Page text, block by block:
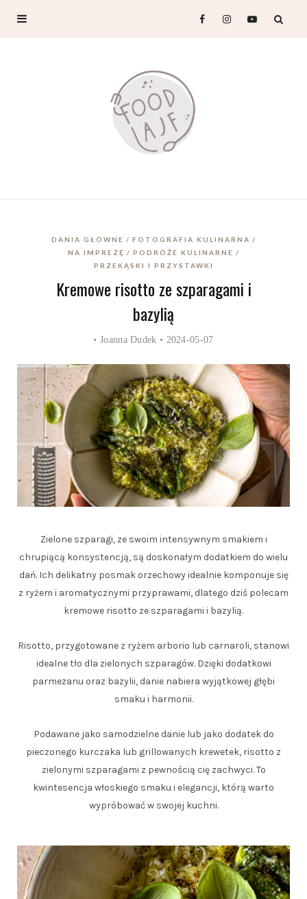
DANIA GŁÓWNE
FOTOGRAFIA KULINARNA
NA IMPREZĘ
PODRÓŻE KULINARNE
PRZEKĄSKI I PRZYSTAWKI
Kremowe risotto ze szparagami i
bazylią
•Joanna Dudek • 2024-05-07
Zielone szparagi, ze swoim intensywnym smakiem i
chrupiącą konsystencją, są doskonałym dodatkiem do wielu
dań. Ich delikatny posmak orzechowy idealnie komponuje się
z ryżem i aromatycznymi przyprawami, dlatego dziś polecam
kremowe risotto ze szparagami i bazylią.
Risotto, przygotowane z ryżem arborio lub carnaroli, stanowi
idealne tło dla zielonych szparagów. Dzięki dodatkowi
parmezanu oraz bazylii, danie nabiera wyjątkowej głębi
smaku i harmonii.
Podawane jako samodzielne danie lub jako dodatek do
pieczonego kurczaka lub grillowanych krewetek, risotto z
zielonymi szparagami z pewnością cię zachwyci. To
kwintesencja włoskiego smaku i elegancji, którą warto
wypróbować w swojej kuchni.